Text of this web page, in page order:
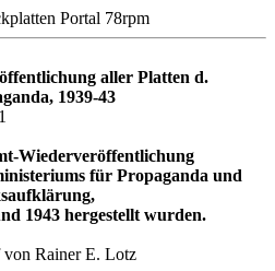
aller Platten d.
1939-43
Wiederveröffentlichung
für Propaganda und
1943 hergestellt wurden.
Rainer E. Lotz